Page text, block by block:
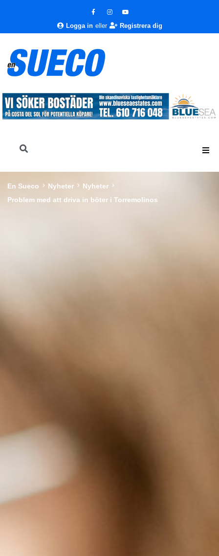
Logga in eller Registrera dig
En Sueco Nyheter
Nyheter
Problem med att driva in böter i Torremolinos